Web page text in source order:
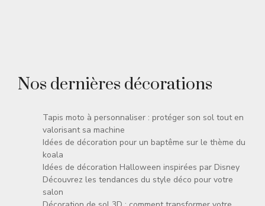
Nos dernières décorations
Tapis moto à personnaliser : protéger son sol tout en
valorisant sa machine
Idées de décoration pour un baptême sur le thème du
koala
Idées de décoration Halloween inspirées par Disney
Découvrez les tendances du style déco pour votre
salon